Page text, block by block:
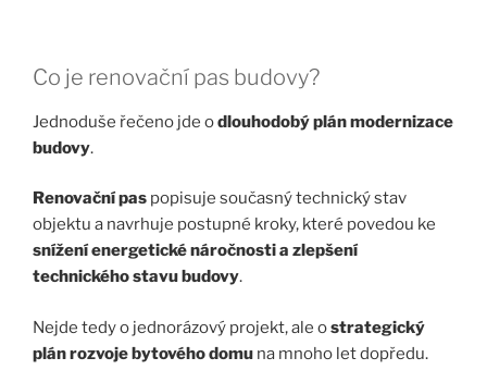
Co je renovační pas budovy?
Jednoduše řečeno jde odlouhodobý plán modernizace
budovy.
Renovační pas popisuje současný technický stav
objektu a navrhuje postupné kroky, které povedou ke
snížení energetické náročnosti a zlepšení
technického stavu budovy.
Nejde tedy o jednorázový projekt, ale ostrategický
plán rozvoje bytového domu na mnoho let dopředu.